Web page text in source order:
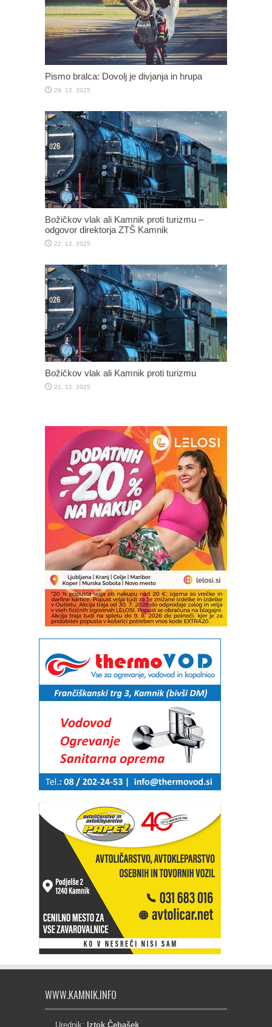
Pismo bralca: Dovolj je divjanja in hrupa
29. 12. 2025
Božičkov vlak ali Kamnik proti turizmu –
odgovor direktorja ZTŠ Kamnik
22. 12. 2025
Božičkov vlak ali Kamnik proti turizmu
21. 12. 2025
WWW.KAMNIK.INFO
Urednik: Iztok Čebašek